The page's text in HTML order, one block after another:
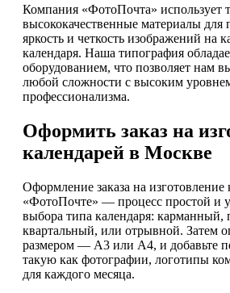
Компания «ФотоПочта» использует
высококачественные материалы для
яркость и четкость изображений на
календаря. Наша типография
оборудованием, что позволяет нам
любой сложности с высоким
профессионализма.
Оформить заказ на
календарей в Москве
Оформление заказа на изготовление
«ФотоПочте» — процесс простой и
выбора типа календаря: карманный,
квартальный, или отрывной. Затем
размером — А3 или А4, и добавьте
такую как фотографии, логотипы
для каждого месяца.